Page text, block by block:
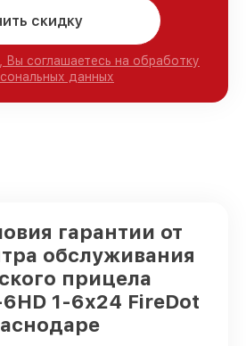
скидку
Вы соглашаетесь на обработку
данных
гарантии от
обслуживания
прицела
1-6x24 FireDot